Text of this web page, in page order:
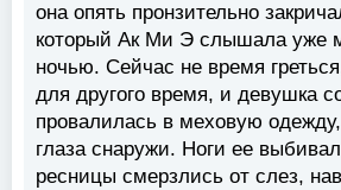
она опять пронзительно
который Ак Ми Э слышала уже
ночью. Сейчас не время
для другого время, и девушка
провалилась в меховую
глаза снаружи. Ноги ее
ресницы смерзлись от слез,